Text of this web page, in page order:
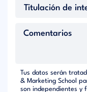
Tus datos serán
& Marketing School
son independientes y